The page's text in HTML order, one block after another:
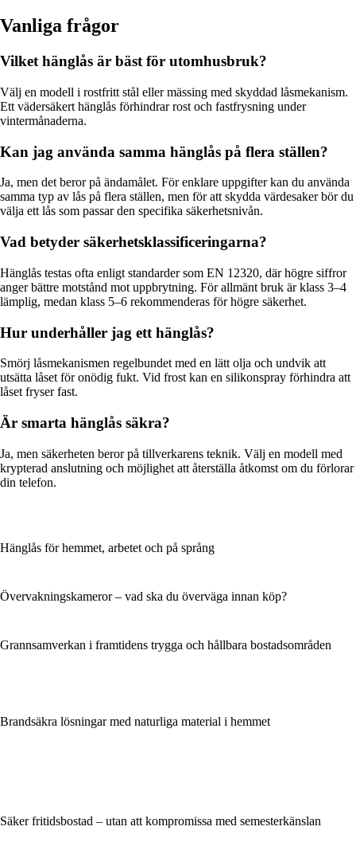
Vanliga frågor
Vilket hänglås är bäst för utomhusbruk?
Välj en modell i rostfritt stål eller mässing med skyddad låsmekanism.
Ett vädersäkert hänglås förhindrar rost och fastfrysning under
vintermånaderna.
Kan jag använda samma hänglås på flera ställen?
Ja, men det beror på ändamålet. För enklare uppgifter kan du använda
samma typ av lås på flera ställen, men för att skydda värdesaker bör du
välja ett lås som passar den specifika säkerhetsnivån.
Vad betyder säkerhetsklassificeringarna?
Hänglås testas ofta enligt standarder som EN 12320, där högre siffror
anger bättre motstånd mot uppbrytning. För allmänt bruk är klass 3–4
lämplig, medan klass 5–6 rekommenderas för högre säkerhet.
Hur underhåller jag ett hänglås?
Smörj låsmekanismen regelbundet med en lätt olja och undvik att
utsätta låset för onödig fukt. Vid frost kan en silikonspray förhindra att
låset fryser fast.
Är smarta hänglås säkra?
Ja, men säkerheten beror på tillverkarens teknik. Välj en modell med
krypterad anslutning och möjlighet att återställa åtkomst om du förlorar
din telefon.
Hänglås för hemmet, arbetet och på språng
Övervakningskameror – vad ska du överväga innan köp?
Grannsamverkan i framtidens trygga och hållbara bostadsområden
Brandsäkra lösningar med naturliga material i hemmet
Säker fritidsbostad – utan att kompromissa med semesterkänslan